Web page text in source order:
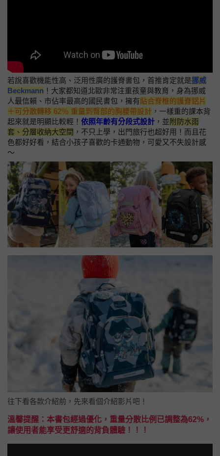
若說喜歡機能性高、泛用性廣的護脊書包，首推肯定就是挪威
Beckmann ！大家都知道北歐非常注重孩童與教育，身為挪威
人最信賴、市佔率最高的國民書包，擁有貼合脊椎的護脊鋁片
＋可分散轉移 62％ 重量到臀部的胸腰帶設計 ，一樣重的課本背
起來就是明顯比較輕！ 依照年齡有分段式設計 ，並 附防水雨
套、分層收納大空間 ，不只上學，出門旅行也超好用！而且花
色都好好看，結合小孩子喜歡的卡通動物，可愛又不失設計感
～
往下看各款介紹前，先來看個介紹影片吧！
溫馨提醒：本書包經過優化，重量分散比例已調整為62%，
讓使用者能享受更舒適的背負體驗！！！